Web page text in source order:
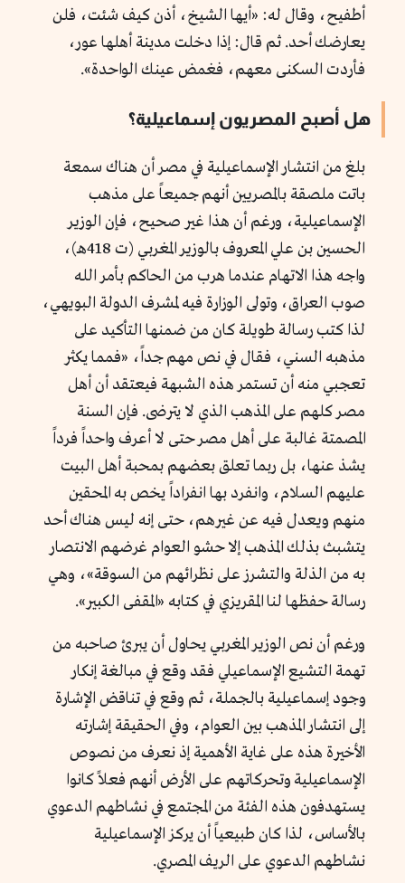
أطفيح، وقال له: «أيها الشيخ، أذن كيف شئت، فلن
يعارضك أحد. ثم قال: إذا دخلت مدينة أهلها عور،
فأردت السكنى معهم، فغمض عينك الواحدة».
هل أصبح المصريون إسماعيلية؟
بلغ من انتشار الإسماعيلية في مصر أن هناك سمعة
باتت ملصقة بالمصريين أنهم جميعاً على مذهب
الإسماعيلية، ورغم أن هذا غير صحيح، فإن الوزير
الحسين بن علي المعروف بالوزير المغربي (ت 418هـ)،
واجه هذا الاتهام عندما هرب من الحاكم بأمر الله
صوب العراق، وتولى الوزارة فيه لمشرف الدولة البويهي،
لذا كتب رسالة طويلة كان من ضمنها التأكيد على
مذهبه السني، فقال في نص مهم جداً، «فمما يكثر
تعجبي منه أن تستمر هذه الشبهة فيعتقد أن أهل
مصر كلهم على المذهب الذي لا يترضى. فإن السنة
المصمتة غالبة على أهل مصر حتى لا أعرف واحداً فرداً
يشذ عنها، بل ربما تعلق بعضهم بمحبة أهل البيت
عليهم السلام، وانفرد بها انفراداً يخص به المحقين
منهم ويعدل فيه عن غيرهم، حتى إنه ليس هناك أحد
يتشبث بذلك المذهب إلا حشو العوام غرضهم الانتصار
به من الذلة والتشرز على نظرائهم من السوقة»، وهي
رسالة حفظها لنا المقريزي في كتابه «المقفى الكبير».
ورغم أن نص الوزير المغربي يحاول أن يبرئ صاحبه من
تهمة التشيع الإسماعيلي فقد وقع في مبالغة إنكار
وجود إسماعيلية بالجملة، ثم وقع في تناقض الإشارة
إلى انتشار المذهب بين العوام، وفي الحقيقة إشارته
الأخيرة هذه على غاية الأهمية إذ نعرف من نصوص
الإسماعيلية وتحركاتهم على الأرض أنهم فعلاً كانوا
يستهدفون هذه الفئة من المجتمع في نشاطهم الدعوي
بالأساس، لذا كان طبيعياً أن يركز الإسماعيلية
نشاطهم الدعوي على الريف المصري.